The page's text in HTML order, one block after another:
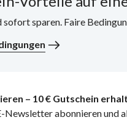
sofort sparen. Faire
– 10 € Gutschein
Newsletter abonnieren und